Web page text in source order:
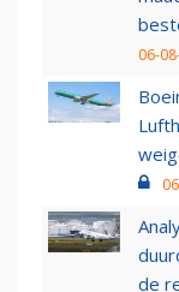
06-
de